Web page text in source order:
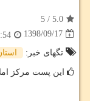
5.0
/
5
1398/09/17
تگهای خبر:
این پست مرکز